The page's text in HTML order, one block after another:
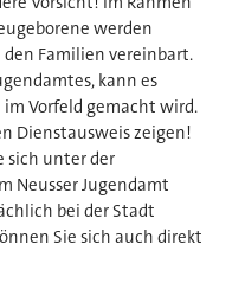
werden
Familien vereinbart.
kann es
Vorfeld gemacht wird.
Dienstausweis zeigen!
sich unter der
Neusser Jugendamt
bei der Stadt
Sie sich auch direkt